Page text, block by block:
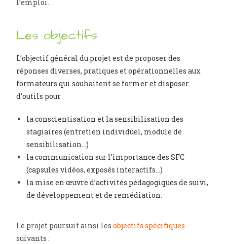
l’emploi.
Les objectifs
L’objectif général du projet est de proposer des
réponses diverses, pratiques et opérationnelles aux
formateurs qui souhaitent se former et disposer
d’outils pour
la conscientisation et la sensibilisation des
stagiaires (entretien individuel, module de
sensibilisation…)
la communication sur l’importance des SFC
(capsules vidéos, exposés interactifs…)
la mise en œuvre d’activités pédagogiques de suivi,
de développement et de remédiation.
Le projet poursuit ainsi lesobjectifs spécifiques
suivants :